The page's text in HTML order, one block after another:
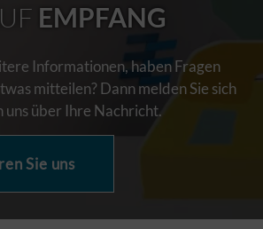
EMPFANG
Informationen, haben Fragen
mitteilen? Dann melden Sie sich
uns über Ihre Nachricht.
Sie uns